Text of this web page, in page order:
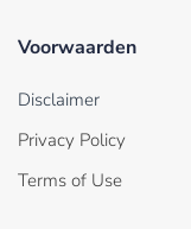
Voorwaarden
Disclaimer
Privacy Policy
Terms of Use